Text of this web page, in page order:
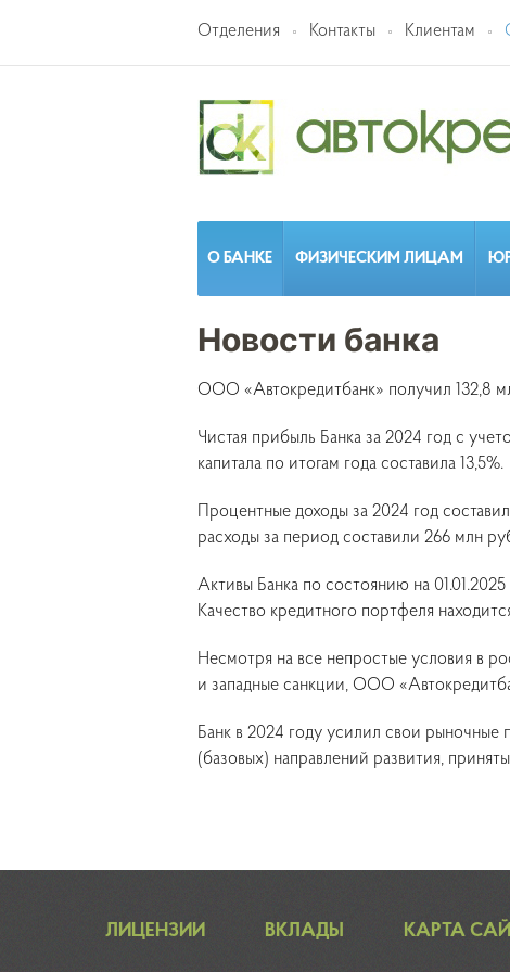
Отделения Контакты Клиентам
О БАНКЕ ФИЗИЧЕСКИМ ЛИЦАМ
Новости банка
ООО «Автокредитбанк» получил 132,8
Чистая прибыль Банка за 2024 год с
капитала по итогам года составила 13,5%.
Процентные доходы за 2024 год
расходы за период составили 266 млн
Активы Банка по состоянию на
Качество кредитного портфеля
Несмотря на все непростые условия в
и западные санкции, ООО
Банк в 2024 году усилил свои рыночные
(базовых) направлений развития,
ЛИЦЕНЗИИ ВКЛАДЫ КАРТА